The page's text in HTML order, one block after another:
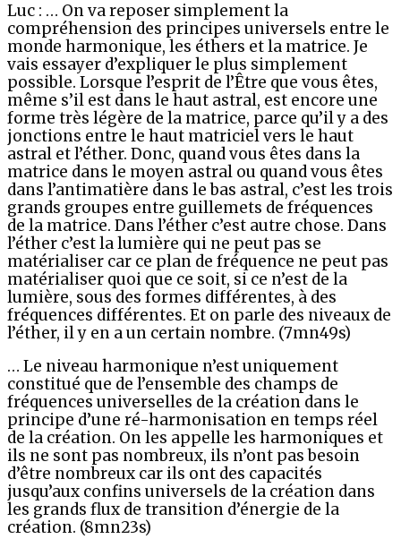
Luc : … On va reposer simplement la
compréhension des principes universels entre le
monde harmonique, les éthers et la matrice. Je
vais essayer d’expliquer le plus simplement
possible. Lorsque l’esprit de l’Être que vous êtes,
même s’il est dans le haut astral, est encore une
forme très légère de la matrice, parce qu’il y a des
jonctions entre le haut matriciel vers le haut
astral et l’éther. Donc, quand vous êtes dans la
matrice dans le moyen astral ou quand vous êtes
dans l’antimatière dans le bas astral, c’est les trois
grands groupes entre guillemets de fréquences
de la matrice. Dans l’éther c’est autre chose. Dans
l’éther c’est la lumière qui ne peut pas se
matérialiser car ce plan de fréquence ne peut pas
matérialiser quoi que ce soit, si ce n’est de la
lumière, sous des formes différentes, à des
fréquences différentes. Et on parle des niveaux de
l’éther, il y en a un certain nombre. (7mn49s)
… Le niveau harmonique n’est uniquement
constitué que de l’ensemble des champs de
fréquences universelles de la création dans le
principe d’une ré-harmonisation en temps réel
de la création. On les appelle les harmoniques et
ils ne sont pas nombreux, ils n’ont pas besoin
d’être nombreux car ils ont des capacités
jusqu’aux confins universels de la création dans
les grands flux de transition d’énergie de la
création. (8mn23s)